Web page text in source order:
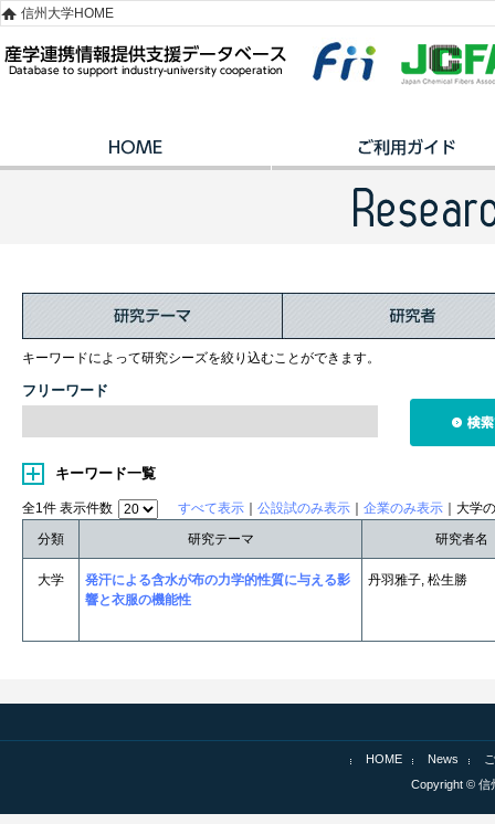
信州大学HOME
キーワードによって研究シーズを絞り込むことができます。
フリーワード
キーワード一覧
全1件 表示件数 すべて表示 公設試のみ表示 企業のみ表示 ｜大学
分類
研究テーマ 研究者名
大学
発汗による含水が布の力学的性質に与える影
響と衣服の機能性
丹羽雅子, 松生勝
HOME News
Copyright © 信